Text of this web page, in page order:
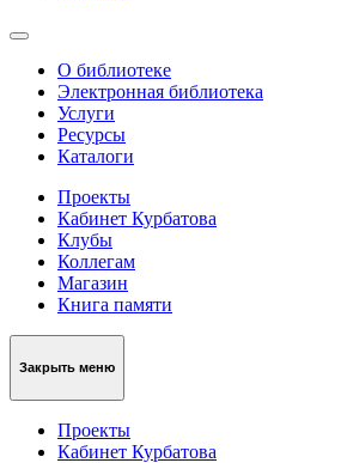
О библиотеке
Электронная библиотека
Услуги
Ресурсы
Каталоги
Проекты
Кабинет Курбатова
Клубы
Коллегам
Магазин
Книга памяти
Закрыть меню
Проекты
Кабинет Курбатова